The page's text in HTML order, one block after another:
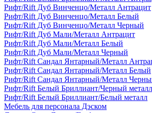
Рифт/Rift Дуб Винченцо/Металл Антрацит
Рифт/Rift Дуб Винченцо/Металл Белый
Рифт/Rift Дуб Винченцо/Металл Черный
Рифт/Rift Дуб Мали/Металл Антрацит
Рифт/Rift Дуб Мали/Металл Белый
Рифт/Rift Дуб Мали/Металл Черный
Рифт/Rift Сандал Янтарный/Металл
Рифт/Rift Сандал Янтарный/Металл Белый
Рифт/Rift Сандал Янтарный/Металл
Рифт/Rift Белый Бриллиант/Черный металл
Рифт/Rift Белый Бриллиант/Белый металл
Мебель для персонала Дэском